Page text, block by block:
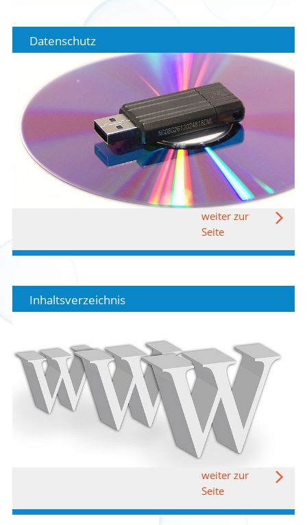
Datenschutz
weiter zur
Seite
Inhaltsverzeichnis
weiter zur
Seite